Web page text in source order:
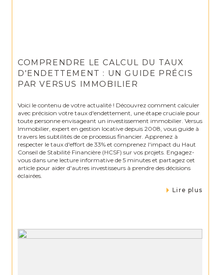
COMPRENDRE LE CALCUL DU TAUX
D'ENDETTEMENT : UN GUIDE PRÉCIS
PAR VERSUS IMMOBILIER
Voici le contenu de votre actualité ! Découvrez comment calculer
avec précision votre taux d'endettement, une étape cruciale pour
toute personne envisageant un investissement immobilier. Versus
Immobilier, expert en gestion locative depuis 2008, vous guide à
travers les subtilités de ce processus financier. Apprenez à
respecter le taux d'effort de 33% et comprenez l'impact du Haut
Conseil de Stabilité Financière (HCSF) sur vos projets. Engagez-
vous dans une lecture informative de 5 minutes et partagez cet
article pour aider d'autres investisseurs à prendre des décisions
éclairées.
Lire plus